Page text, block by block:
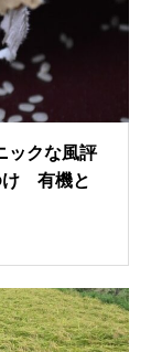
ックな風評
け 有機と